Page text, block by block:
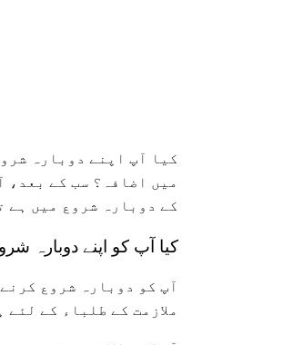
کیا آپ اپنے دوبارہ
میں اضافہ؟ سب کے بعد،
کے دوبارہ شروع میں ہے
کیا آپ کو اپنے دوبارہ
آپ کو دوبارہ شروع
ملازمت کے طلباء کے